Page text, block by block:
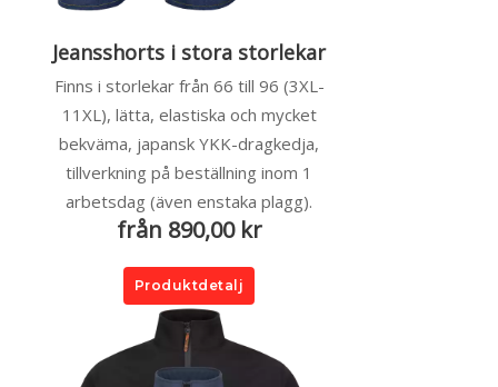
Jeansshorts i stora storlekar
Finns i storlekar från 66 till 96 (3XL-
11XL), lätta, elastiska och mycket
bekväma, japansk YKK-dragkedja,
tillverkning på beställning inom 1
arbetsdag (även enstaka plagg).
från 890,00 kr
Produktdetalj